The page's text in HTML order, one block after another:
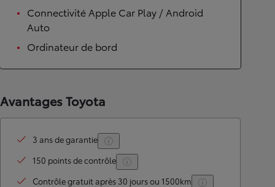
Connectivité Apple Car Play / Android
Auto
Ordinateur de bord
Avantages Toyota
3 ans de garantie
150 points de contrôle
Contrôle gratuit après 30 jours ou 1500km